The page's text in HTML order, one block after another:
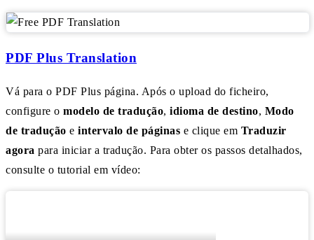
PDF Plus Translation
Vá para o PDF Plus página. Após o upload do ficheiro,
configure o modelo de tradução, idioma de destino, Modo
de tradução e intervalo de páginas e clique em Traduzir
agora para iniciar a tradução. Para obter os passos detalhados,
consulte o tutorial em vídeo: